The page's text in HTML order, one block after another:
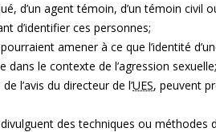
d’un agent témoin, d’un témoin civil
d’identifier ces personnes;
amener à ce que l’identité
dans le contexte de l’agression sexuelle;
l’avis du directeur de l’UES, peuvent
des techniques ou méthodes